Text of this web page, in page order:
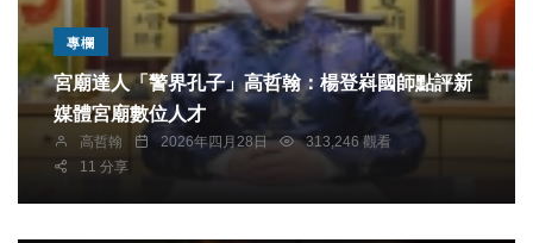
專欄
宮廟達人「警界孔子」高哲翰：楊登嵙國師點評新
媒體宮廟數位人才
高哲翰 2026年四月28日
313,246 觀看
11 分享